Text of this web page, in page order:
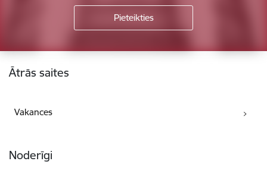
Kājene
Ātrās saites
Vakances
Noderīgi